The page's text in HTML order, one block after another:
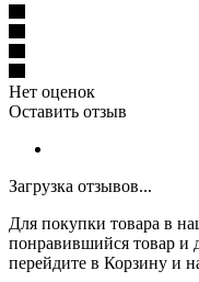
Нет оценок
Оставить отзыв
Загрузка отзывов...
Для покупки товара в
понравившийся товар и
перейдите в Корзину и